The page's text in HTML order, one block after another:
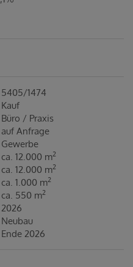
5405/1474
Kauf
Büro / Praxis
auf Anfrage
Gewerbe
ca. 12.000 m2
ca. 12.000 m2
ca. 1.000 m2
ca. 550 m2
2026
Neubau
Ende 2026